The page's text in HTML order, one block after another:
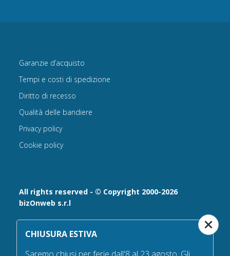
All rights reserved - © Copyright 2000-2026
bizOnweb s.r.l
Via Fratelli Bandiera 18, 25122 - Brescia, Italia
P.IVA 02232630984 - Iscrizione presso la Camera di
Garanzie d’acquisto
Tempi e costi di spedizione
Diritto di recesso
Qualità delle bandiere
Privacy policy
Cookie policy
CHIUSURA ESTIVA